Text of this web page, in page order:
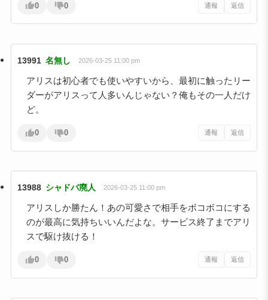
0 0 通報 返信
13991 名無し 2026-03-25 11:00 pm
アリスは初心者でも使いやすいから、最初に触ったリー
ダーがアリスって人多いんじゃない？俺もその一人だけ
ど。
0 0 通報 返信
13988 シャドバ廃人 2026-03-25 11:00 pm
アリスしか勝たん！あの可愛さで相手をボコボコにする
のが最高に気持ちいいんだよな。サービス終了までアリ
スで駆け抜ける！
0 0 通報 返信